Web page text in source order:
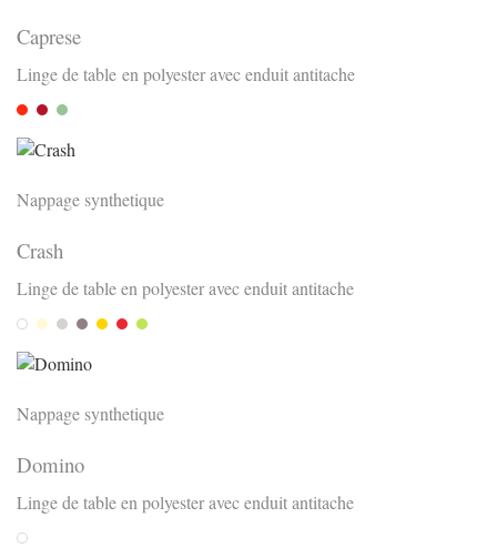
Caprese
Linge de table en polyester avec enduit antitache
Rosso
VinoVerde
Nappage synthetique
Crash
Linge de table en polyester avec enduit antitache
WeissCreme
GrisGraphit
GoldSignalAnis
Nappage synthetique
Domino
Linge de table en polyester avec enduit antitache
Weiss